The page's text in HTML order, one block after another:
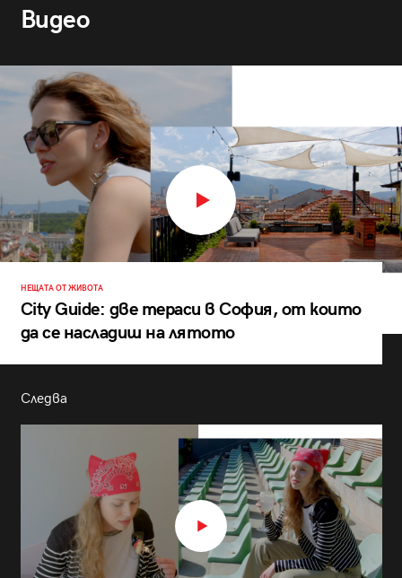
Видео
НЕЩАТА ОТ ЖИВОТА
City Guide: две тераси в София, от които
да се насладиш на лятото
Следва